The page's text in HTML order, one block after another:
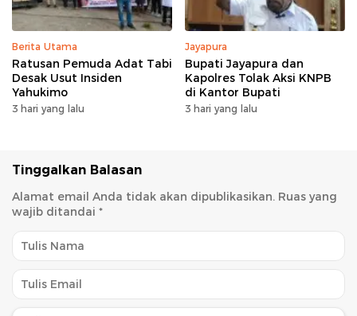
Berita Utama
Ratusan Pemuda Adat Tabi
Desak Usut Insiden
Yahukimo
3 hari yang lalu
Jayapura
Bupati Jayapura dan
Kapolres Tolak Aksi KNPB
di Kantor Bupati
3 hari yang lalu
Tinggalkan Balasan
Alamat email Anda tidak akan dipublikasikan. Ruas yang
wajib ditandai *